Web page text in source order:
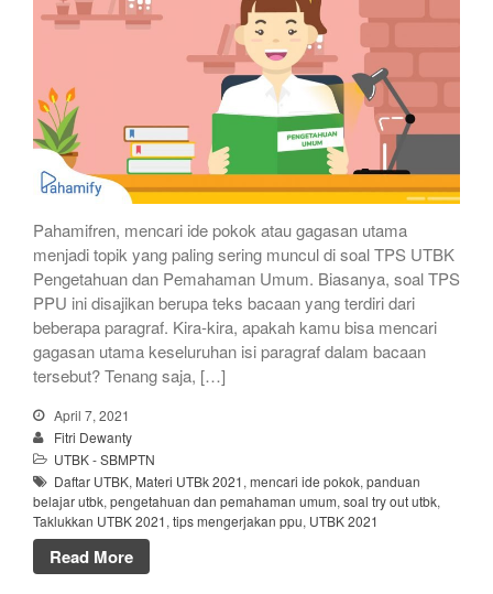
Pahamifren, mencari ide pokok atau gagasan utama
menjadi topik yang paling sering muncul di soal TPS UTBK
Pengetahuan dan Pemahaman Umum. Biasanya, soal TPS
PPU ini disajikan berupa teks bacaan yang terdiri dari
beberapa paragraf. Kira-kira, apakah kamu bisa mencari
gagasan utama keseluruhan isi paragraf dalam bacaan
tersebut? Tenang saja, […]
April 7, 2021
Fitri Dewanty
UTBK - SBMPTN
Daftar UTBK, Materi UTBk 2021, mencari ide pokok, panduan
belajar utbk, pengetahuan dan pemahaman umum, soal try out utbk,
Taklukkan UTBK 2021, tips mengerjakan ppu, UTBK 2021
Read More